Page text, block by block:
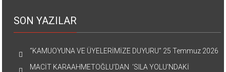
SON YAZILAR
“KAMUOYUNA VE ÜYELERİMİZE DUYURU” 25 Temmuz 2026
MACİT KARAAHMETOĞLU’DAN ‘SILA YOLU’NDAKİ